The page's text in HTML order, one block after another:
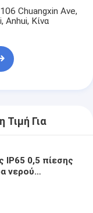
Chuangxin Ave,
Anhui, Κίνα
Τιμή Για
IP65 0,5 πίεσης
νερού